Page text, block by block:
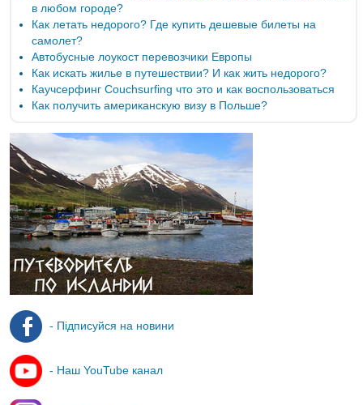
в любом городе?
Как летать недорого? Где купить дешевые билеты на
самолет?
Автобусные лоукост перевозчики Европы
Как искать жилье в путешествии? И как жить недорого?
Каучсерфинг Couchsurfing что это и как воспользоваться
Как получить американскую визу в Польше?
- Підписуйся на новини
- Наш YouTube канал